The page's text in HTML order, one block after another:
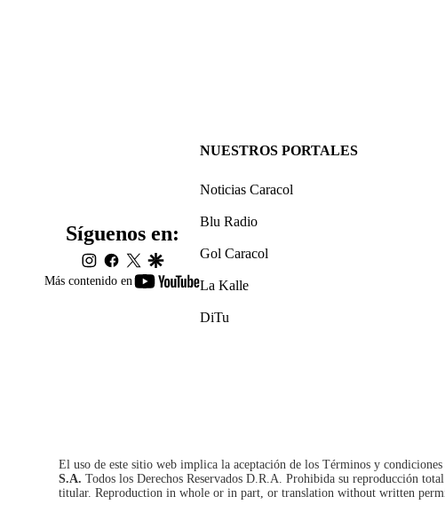
Más contenido en
youtube-
Síguenos en:
instagram
facebook
twittergoogle
NUESTROS PORTALES
Noticias Caracol
Blu Radio
Gol Caracol
La Kalle
DiTu
El uso de este sitio web implica la aceptación de los Términos y condiciones
S.A. Todos los Derechos Reservados D.R.A. Prohibida su reproducción
titular. Reproduction in whole or in part, or translation without written